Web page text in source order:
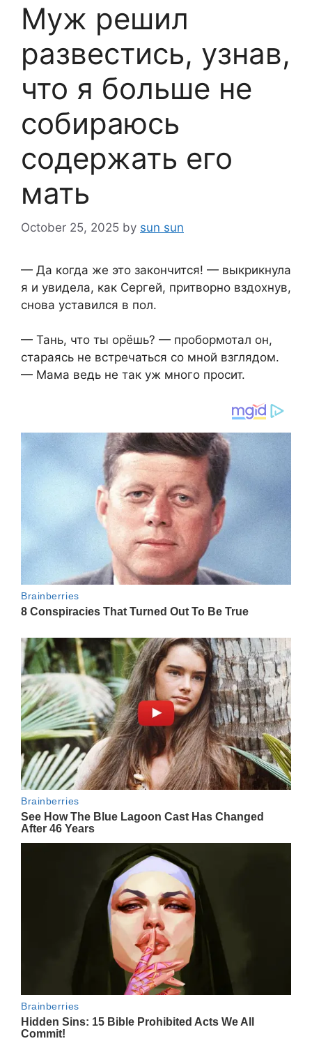
Муж решил
развестись, узнав,
что я больше не
собираюсь
содержать его
мать
October 25, 2025 by sun sun
— Да когда же это закончится! — выкрикнула
я и увидела, как Сергей, притворно вздохнув,
снова уставился в пол.
— Тань, что ты орёшь? — пробормотал он,
стараясь не встречаться со мной взглядом.
— Мама ведь не так уж много просит.